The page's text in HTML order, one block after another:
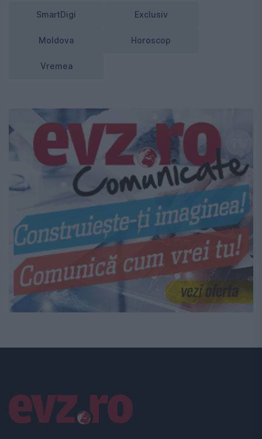
SmartDigi Exclusiv
Moldova Horoscop
Vremea
Linkuri utile